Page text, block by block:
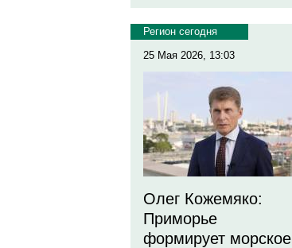
Регион сегодня
25 Мая 2026, 13:03
Олег Кожемяко:
Приморье
формирует морское